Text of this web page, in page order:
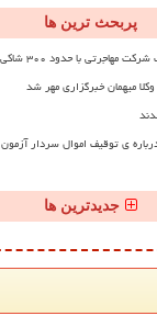
پربحث ترین ها
حدود ۳۰۰ شاکی در دادسرای تهران
میهمان خبرگزاری مهر شد
ی توقیف اموال سردار آزمون
جدیدترین ها